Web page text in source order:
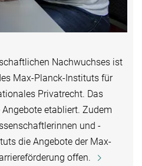
Nachwuchses ist
Max-Planck-Instituts für
Privatrecht. Das
etabliert. Zudem
und -
die Angebote der Max-
offen.